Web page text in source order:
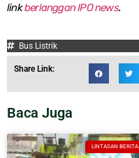
linkberlanggan IPO news.
Bus Listrik
Share Link:
Baca Juga
LINTASAN BERITA